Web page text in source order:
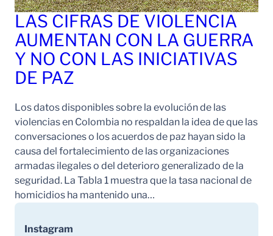
LAS CIFRAS DE VIOLENCIA
AUMENTAN CON LA GUERRA
Y NO CON LAS INICIATIVAS
DE PAZ
Los datos disponibles sobre la evolución de las
violencias en Colombia no respaldan la idea de que las
conversaciones o los acuerdos de paz hayan sido la
causa del fortalecimiento de las organizaciones
armadas ilegales o del deterioro generalizado de la
seguridad. La Tabla 1 muestra que la tasa nacional de
homicidios ha mantenido una…
Instagram